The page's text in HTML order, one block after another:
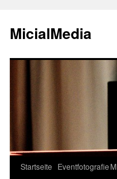
MicialMedia
Zum
Startseite Eventfotografie